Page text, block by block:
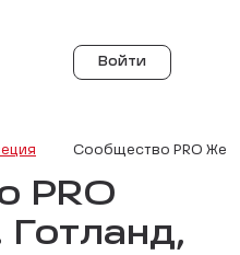
Войти
Сообщество PRO
PRO